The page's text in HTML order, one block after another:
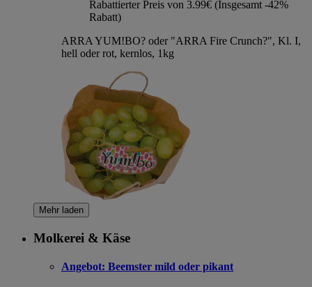
Rabattierter Preis von 3.99€ (Insgesamt -42%
Rabatt)
ARRA YUM!BO? oder "ARRA Fire Crunch?", Kl. I,
hell oder rot, kernlos, 1kg
Mehr laden
Molkerei & Käse
Angebot: Beemster mild oder pikant